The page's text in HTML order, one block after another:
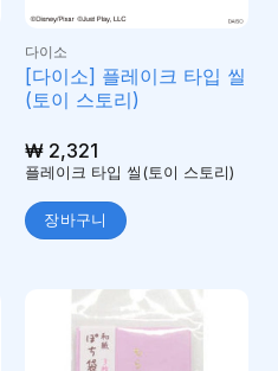
다이소
[다이소] 플레이크 타입 씰
(토이 스토리)
₩2,321
플레이크 타입 씰(토이 스토리)
장바구니